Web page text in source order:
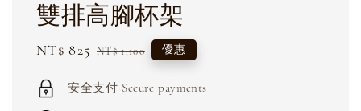
雙排高腳杯架
Sale
NT$ 825 Regular
NT$ 1,100 優惠
安全支付 Secure payments